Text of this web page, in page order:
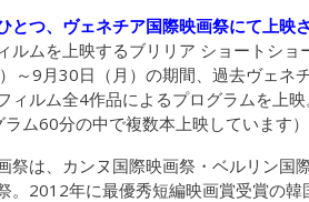
とつ、ヴェネチア国際映画祭にて上映
ルムを上映するブリリア ショートシ
～9月30日（月）の期間、過去ヴェネ
ィルム全4作品によるプログラムを上
ム60分の中で複数本上映しています）
祭は、カンヌ国際映画祭・ベルリン
。2012年に最優秀短編映画賞受賞の